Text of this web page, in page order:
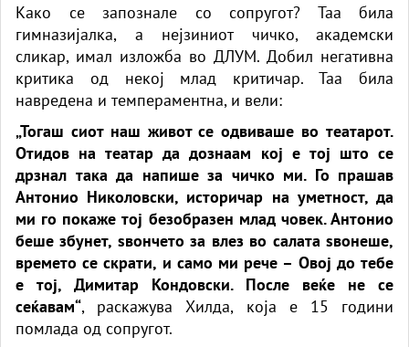
Како се запознале со сопругот? Таа била
гимназијалка, а нејзиниот чичко, академски
сликар, имал изложба во ДЛУМ. Добил негативна
критика од некој млад критичар. Таа била
навредена и темпераментна, и вели:
„Тогаш сиот наш живот се одвиваше во театарот.
Отидов на театар да дознаам кој е тој што се
дрзнал така да напише за чичко ми. Го прашав
Антонио Николовски, историчар на уметност, да
ми го покаже тој безобразен млад човек. Антонио
беше збунет, ѕвончето за влез во салата ѕвонеше,
времето се скрати, и само ми рече – Овој до тебе
е тој, Димитар Кондовски. После веќе не се
сеќавам“, раскажува Хилда, која е 15 години
помлада од сопругот.